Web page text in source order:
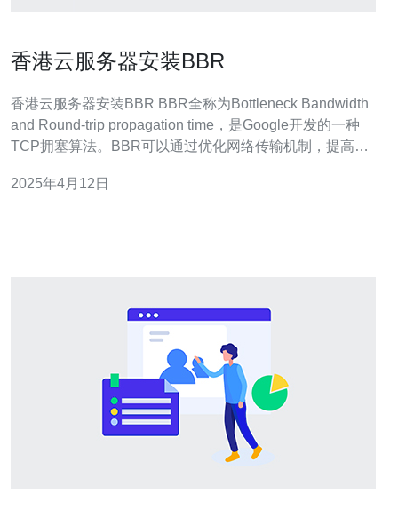
香港云服务器安装BBR
香港云服务器安装BBR BBR全称为Bottleneck Bandwidth
and Round-trip propagation time，是Google开发的一种
TCP拥塞算法。BBR可以通过优化网络传输机制，提高网
2025年4月12日